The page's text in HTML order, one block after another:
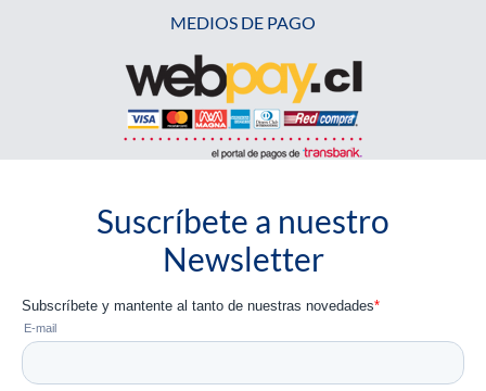
MEDIOS DE PAGO
Suscríbete a nuestro
Newsletter